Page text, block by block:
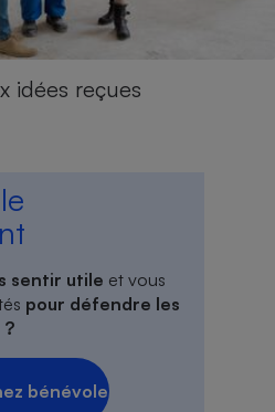
idées reçues
sentir utile et vous
pour défendre les
?
bénévole